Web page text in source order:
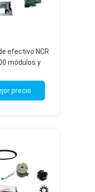
efectivo NCR
módulos y
precio